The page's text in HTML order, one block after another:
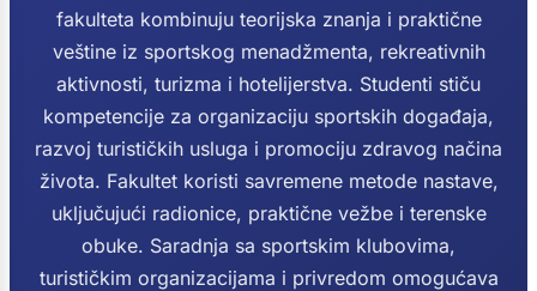
fakulteta kombinuju teorijska znanja i praktične
veštine iz sportskog menadžmenta, rekreativnih
aktivnosti, turizma i hotelijerstva. Studenti stiču
kompetencije za organizaciju sportskih događaja,
razvoj turističkih usluga i promociju zdravog načina
života. Fakultet koristi savremene metode nastave,
uključujući radionice, praktične vežbe i terenske
obuke. Saradnja sa sportskim klubovima,
turističkim organizacijama i privredom omogućava